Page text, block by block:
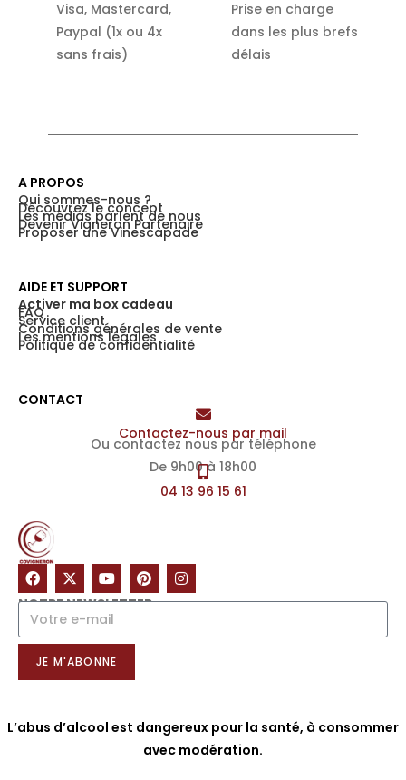
Visa, Mastercard,
Paypal (1x ou 4x
sans frais)
Prise en charge
dans les plus brefs
délais
NOTRE NEWSLETTER
JE M'ABONNE
CONTACT
Contactez-nous par mail
Ou contactez nous par téléphone
De 9h00 à 18h00
04 13 96 15 61
AIDE ET SUPPORT
Activer ma box cadeau
FAQ
Service client
Conditions générales de vente
Les mentions légales
Politique de confidentialité
A PROPOS
Qui sommes-nous ?
Découvrez le concept
Les médias parlent de nous
Devenir Vigneron Partenaire
Proposer une Vinescapade
L’abus d’alcool est dangereux pour la santé, à consommer
avec modération.